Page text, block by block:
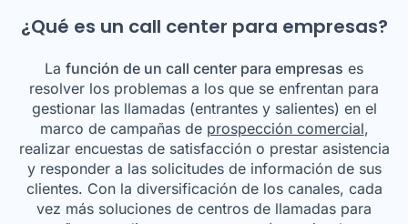
¿Qué es un call center para empresas?
La función de un call center para empresas es
resolver los problemas a los que se enfrentan para
gestionar las llamadas (entrantes y salientes) en el
marco de campañas de prospección comercial,
realizar encuestas de satisfacción o prestar asistencia
y responder a las solicitudes de información de sus
clientes. Con la diversificación de los canales, cada
vez más soluciones de centros de llamadas para